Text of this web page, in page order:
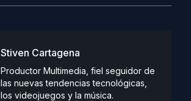
Stiven Cartagena
Productor Multimedia, fiel seguidor de
las nuevas tendencias tecnológicas,
los videojuegos y la música.